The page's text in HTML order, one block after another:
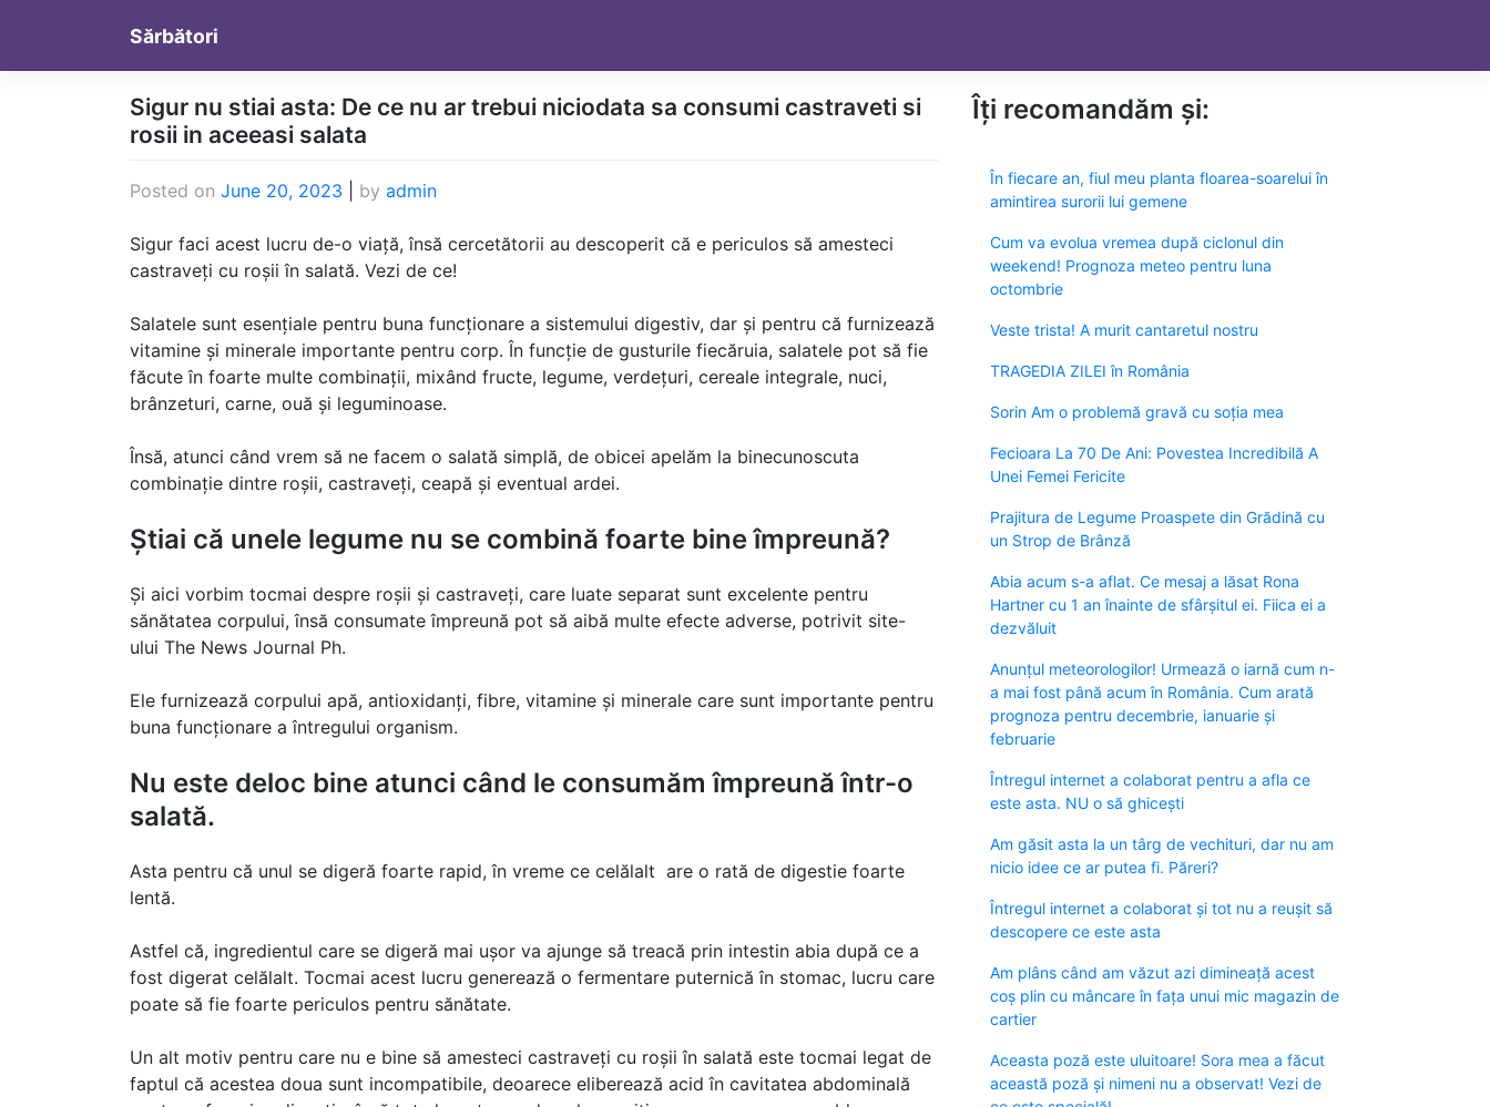
content
Sărbători
Sigur nu stiai asta: De ce nu ar trebui niciodata sa consumi castraveti si
rosii in aceeasi salata
Posted on June 20, 2023 by admin
Sigur faci acest lucru de-o viață, însă cercetătorii au descoperit că e periculos să amesteci
castraveți cu roșii în salată. Vezi de ce!
Salatele sunt esențiale pentru buna funcționare a sistemului digestiv, dar și pentru că furnizează
vitamine și minerale importante pentru corp. În funcție de gusturile fiecăruia, salatele pot să fie
făcute în foarte multe combinații, mixând fructe, legume, verdețuri, cereale integrale, nuci,
brânzeturi, carne, ouă și leguminoase.
Însă, atunci când vrem să ne facem o salată simplă, de obicei apelăm la binecunoscuta
combinație dintre roșii, castraveți, ceapă și eventual ardei.
Știai că unele legume nu se combină foarte bine împreună?
Și aici vorbim tocmai despre roșii și castraveți, care luate separat sunt excelente pentru
sănătatea corpului, însă consumate împreună pot să aibă multe efecte adverse, potrivit site-
ului The News Journal Ph.
Ele furnizează corpului apă, antioxidanți, fibre, vitamine și minerale care sunt importante pentru
buna funcționare a întregului organism.
Nu este deloc bine atunci când le consumăm împreună într-o
salată.
Asta pentru că unul se digeră foarte rapid, în vreme ce celălalt are o rată de digestie foarte
lentă.
Astfel că, ingredientul care se digeră mai ușor va ajunge să treacă prin intestin abia după ce a
fost digerat celălalt. Tocmai acest lucru generează o fermentare puternică în stomac, lucru care
poate să fie foarte periculos pentru sănătate.
Un alt motiv pentru care nu e bine să amesteci castraveți cu roșii în salată este tocmai legat de
faptul că acestea doua sunt incompatibile, deoarece eliberează acid în cavitatea abdominală
Îți recomandăm și:
În fiecare an, fiul meu planta floarea-soarelui în
amintirea surorii lui gemene
Cum va evolua vremea după ciclonul din
weekend! Prognoza meteo pentru luna
octombrie
Veste trista! A murit cantaretul nostru
TRAGEDIA ZILEI în România
Sorin Am o problemă gravă cu soția mea
Fecioara La 70 De Ani: Povestea Incredibilă A
Unei Femei Fericite
Prajitura de Legume Proaspete din Grădină cu
un Strop de Brânză
Abia acum s-a aflat. Ce mesaj a lăsat Rona
Hartner cu 1 an înainte de sfârșitul ei. Fiica ei a
dezvăluit
Anunțul meteorologilor! Urmează o iarnă cum n-
a mai fost până acum în România. Cum arată
prognoza pentru decembrie, ianuarie și
februarie
Întregul internet a colaborat pentru a afla ce
este asta. NU o să ghicești
Am găsit asta la un târg de vechituri, dar nu am
nicio idee ce ar putea fi. Păreri?
Întregul internet a colaborat și tot nu a reușit să
descopere ce este asta
Am plâns când am văzut azi dimineață acest
coș plin cu mâncare în fața unui mic magazin de
cartier
Aceasta poză este uluitoare! Sora mea a făcut
această poză și nimeni nu a observat! Vezi de